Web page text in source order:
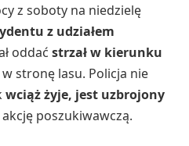
z soboty na niedzielę
z udziałem
oddać strzał w kierunku
w stronę lasu. Policja nie
wciąż żyje, jest uzbrojony
poszukiwawczą.